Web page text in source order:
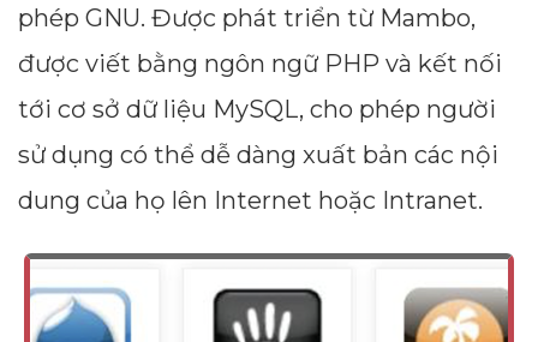
phép GNU. Được phát triển từ Mambo,
được viết bằng ngôn ngữ PHP và kết nối
tới cơ sở dữ liệu MySQL, cho phép người
sử dụng có thể dễ dàng xuất bản các nội
dung của họ lên Internet hoặc Intranet.